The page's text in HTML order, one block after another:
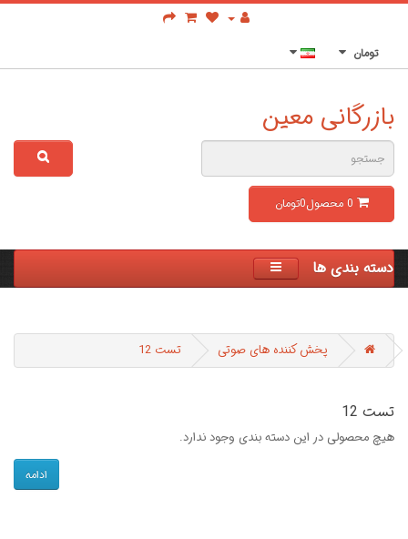
تومان
بازرگانی معین
0 محصول0تومان
دسته بندی ها
پخش کننده های صوتی تست 12
تست 12
هیچ محصولی در این دسته بندی وجود ندارد.
ادامه